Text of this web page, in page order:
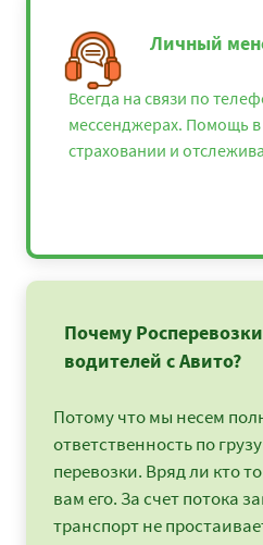
Личный
Всегда на связи по
мессенджерах. Помощь
страховании и
Почему
водителей с Авито?
Потому что мы несем
ответственность по
перевозки. Вряд ли кто
вам его. За счет потока
транспорт не